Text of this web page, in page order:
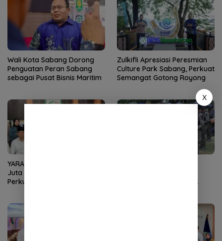
Wali Kota Sabang Dorong
Penguatan Peran Sabang
sebagai Pusat Bisnis Maritim
Zulkifli Apresiasi Peresmian
Culture Park Sabang, Perkuat
Semangat Gotong Royong
YARA Serahkan Infak Rp10
Juta ke Baitul Mal Aceh,
Perkuat Pengelolaan ZIS
X